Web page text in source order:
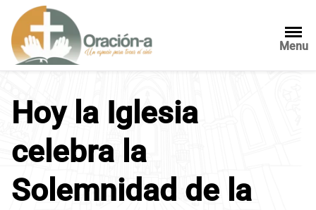
a
Menu
Hoy la Iglesia
celebra la
Solemnidad de la